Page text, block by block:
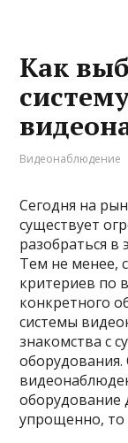
Как
Видеонаблюдение
Сегодня на
существует
разобраться в
Тем не менее,
критериев по
конкретного
системы
знакомства с
оборудование
упрощенно, то